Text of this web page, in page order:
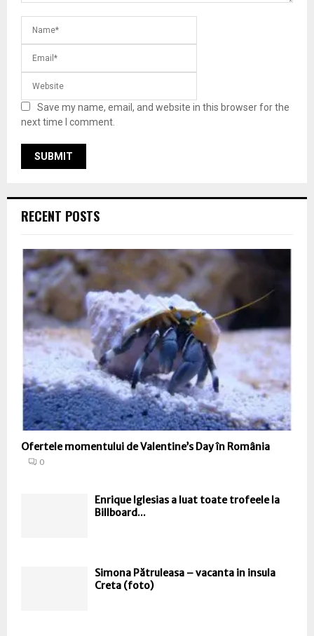
Save my name, email, and website in this browser for the
next time I comment.
RECENT POSTS
Ofertele momentului de Valentine’s Day în România
0
Enrique Iglesias a luat toate trofeele la
Billboard...
Simona Pătruleasa – vacanta in insula
Creta (foto)